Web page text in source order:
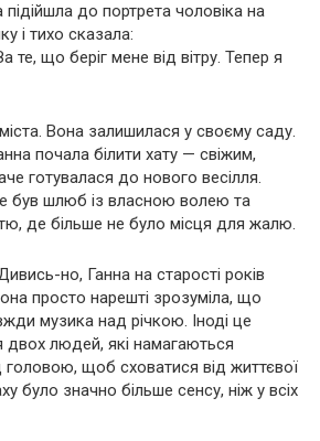
підійшла до портрета чоловіка на
і тихо сказала:
що беріг мене від вітру. Тепер я
Вона залишилася у своєму саду.
почала білити хату — свіжим,
готувалася до нового весілля.
був шлюб із власною волею та
де більше не було місця для жалю.
но, Ганна на старості років
просто нарешті зрозуміла, що
музика над річкою. Іноді це
людей, які намагаються
щоб сховатися від життєвої
було значно більше сенсу, ніж у всіх